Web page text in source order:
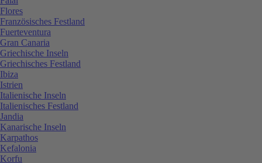
Flores
Französisches Festland
Fuerteventura
Gran Canaria
Griechische Inseln
Griechisches Festland
Ibiza
Istrien
Italienische Inseln
Italienisches Festland
Jandia
Kanarische Inseln
Karpathos
Kefalonia
Korfu